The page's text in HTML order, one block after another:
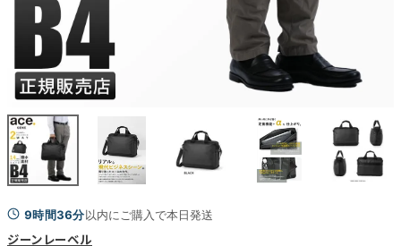
9時間36分以内にご購入で本日発送
ジーンレーベル